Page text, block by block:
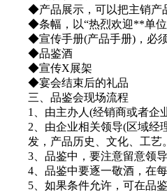
◆产品展示，可以把主销产品
◆条幅，以“热烈欢迎**单位领
◆宣传手册(产品手册)，必须
◆品鉴酒
◆宣传X展架
◆宴会结束后的礼品
三、品鉴会现场流程
1、由主办人(经销商或者企业
2、由企业相关领导(区域经
发，产品历史、文化、工艺。
3、品鉴中，要注意留意领导
4、品鉴中要逐一敬酒，在每
5、如果条件允许，可在品鉴